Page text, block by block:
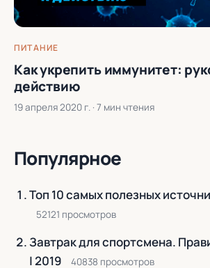
ПИТАНИЕ
Как укрепить иммунитет:
действию
19 апреля 2020 г. · 7 мин чтения
Популярное
Топ 10 самых полезных
52121 просмотров
Завтрак для спортсмена.
| 2019
40838 просмотров